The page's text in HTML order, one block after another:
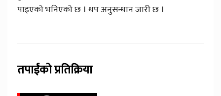
पाइएको भनिएको छ । थप अनुसन्धान जारी छ ।
तपाईंको प्रतिक्रिया